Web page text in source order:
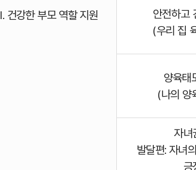
Ⅰ. 건강한 부모 역할 지원
안전하고
(우리 집
양육태
(나의 양
자녀
발달편: 자녀
긍